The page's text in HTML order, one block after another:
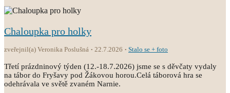
Chaloupka pro holky
zveřejnil(a) Veronika Poslušná 22.7.2026 Stalo se + foto
Třetí prázdninový týden (12.-18.7.2026) jsme se s děvčaty vydaly
na tábor do Fryšavy pod Žákovou horou.Celá táborová hra se
odehrávala ve světě zvaném Narnie.